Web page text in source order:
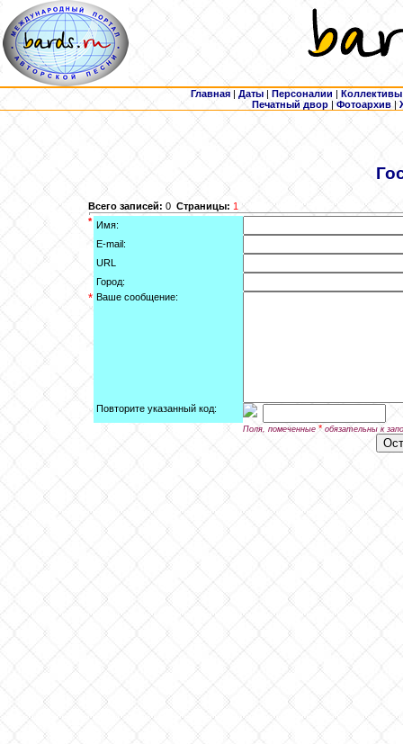
Главная | Даты | Персоналии | Коллективы
Печатный двор |Фотоархив |
Всего записей: 0 Страницы: 1
* Имя:
E-mail:
URL
Город:
* Ваше сообщение:
Повторите указанный код:
Поля, помеченные * обязательны к